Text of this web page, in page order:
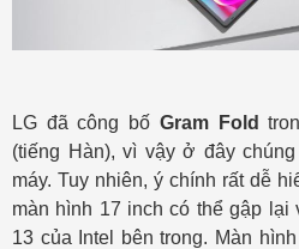
LG đã công bố Gram Fold
(tiếng Hàn), vì vậy ở đây
máy. Tuy nhiên, ý chính rất dễ
màn hình 17 inch có thể gập lại
13 của Intel bên trong. Màn